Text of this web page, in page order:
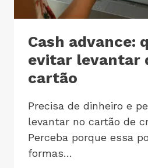
Cash advance:
evitar levantar
cartão
Precisa de dinheiro e
levantar no cartão de
Perceba porque essa
formas…